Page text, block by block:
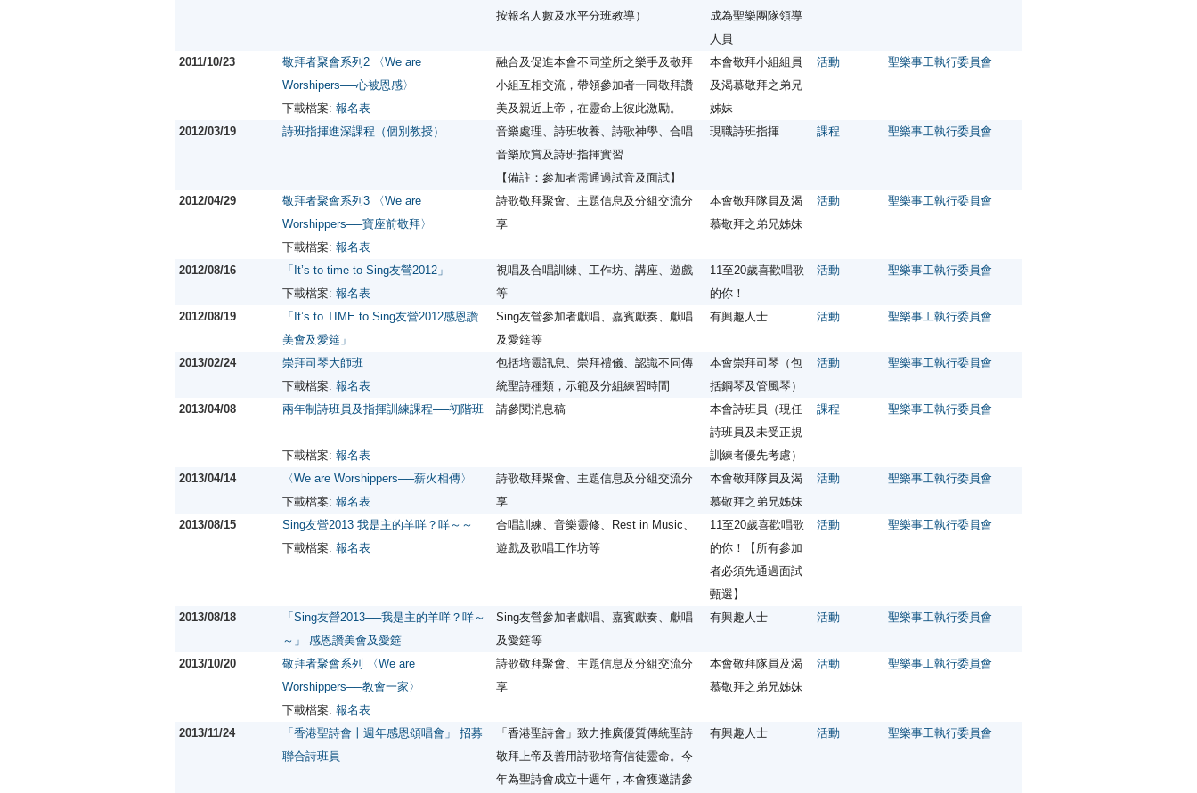
按報名人數及水平分班教導）
成為聖樂團隊領導
人員
2011/10/23
敬拜者聚會系列2 〈We are
Worshipers──心被恩感〉
下載檔案: 報名表
融合及促進本會不同堂所之樂手及敬拜
小組互相交流，帶領參加者一同敬拜讚
美及親近上帝，在靈命上彼此激勵。
本會敬拜小組組員
及渴慕敬拜之弟兄
姊妹
活動 聖樂事工執行委員會
2012/03/19 詩班指揮進深課程（個別教授）
音樂處理、詩班牧養、詩歌神學、合唱
音樂欣賞及詩班指揮實習
【備註：參加者需通過試音及面試】
現職詩班指揮 課程 聖樂事工執行委員會
2012/04/29
敬拜者聚會系列3 〈We are
Worshippers──寶座前敬拜〉
下載檔案: 報名表
詩歌敬拜聚會、主題信息及分組交流分
享
本會敬拜隊員及渴
慕敬拜之弟兄姊妹
活動 聖樂事工執行委員會
2012/08/16
「It’s to time to Sing友營2012」
下載檔案: 報名表
視唱及合唱訓練、工作坊、講座、遊戲
等
11至20歲喜歡唱歌
的你！
活動 聖樂事工執行委員會
2012/08/19
「It’s to TIME to Sing友營2012感恩讚
美會及愛筵」
Sing友營參加者獻唱、嘉賓獻奏、獻唱
及愛筵等
有興趣人士 活動 聖樂事工執行委員會
2013/02/24
崇拜司琴大師班
下載檔案: 報名表
包括培靈訊息、崇拜禮儀、認識不同傳
統聖詩種類，示範及分組練習時間
本會崇拜司琴（包
括鋼琴及管風琴）
活動 聖樂事工執行委員會
2013/04/08 兩年制詩班員及指揮訓練課程──初階班
下載檔案: 報名表
請參閱消息稿
本會詩班員（現任
詩班員及未受正規
訓練者優先考慮）
課程 聖樂事工執行委員會
2013/04/14
〈We are Worshippers──薪火相傳〉
下載檔案: 報名表
詩歌敬拜聚會、主題信息及分組交流分
享
本會敬拜隊員及渴
慕敬拜之弟兄姊妹
活動 聖樂事工執行委員會
2013/08/15
Sing友營2013 我是主的羊咩？咩～～
下載檔案: 報名表
合唱訓練、音樂靈修、Rest in Music、
遊戲及歌唱工作坊等
11至20歲喜歡唱歌
的你！【所有參加
者必須先通過面試
甄選】
活動 聖樂事工執行委員會
2013/08/18
「Sing友營2013──我是主的羊咩？咩～
～」 感恩讚美會及愛筵
Sing友營參加者獻唱、嘉賓獻奏、獻唱
及愛筵等
有興趣人士 活動 聖樂事工執行委員會
2013/10/20
敬拜者聚會系列 〈We are
Worshippers──教會一家〉
下載檔案: 報名表
詩歌敬拜聚會、主題信息及分組交流分
享
本會敬拜隊員及渴
慕敬拜之弟兄姊妹
活動 聖樂事工執行委員會
2013/11/24
「香港聖詩會十週年感恩頌唱會」 招募
聯合詩班員
「香港聖詩會」致力推廣優質傳統聖詩
敬拜上帝及善用詩歌培育信徒靈命。今
年為聖詩會成立十週年，本會獲邀請參
有興趣人士 活動 聖樂事工執行委員會